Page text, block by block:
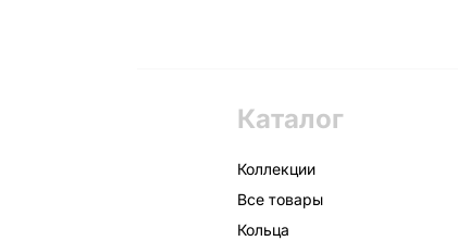
Каталог
Коллекции
Все товары
Кольца